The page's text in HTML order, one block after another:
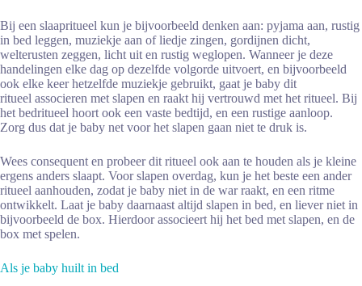
Bij een slaapritueel kun je bijvoorbeeld denken aan: pyjama aan, rustig
in bed leggen, muziekje aan of liedje zingen, gordijnen dicht,
welterusten zeggen, licht uit en rustig weglopen. Wanneer je deze
handelingen elke dag op dezelfde volgorde uitvoert, en bijvoorbeeld
ook elke keer hetzelfde muziekje gebruikt, gaat je baby dit
ritueel associeren met slapen en raakt hij vertrouwd met het ritueel. Bij
het bedritueel hoort ook een vaste bedtijd, en een rustige aanloop.
Zorg dus dat je baby net voor het slapen gaan niet te druk is.
Wees consequent en probeer dit ritueel ook aan te houden als je kleine
ergens anders slaapt. Voor slapen overdag, kun je het beste een ander
ritueel aanhouden, zodat je baby niet in de war raakt, en een ritme
ontwikkelt. Laat je baby daarnaast altijd slapen in bed, en liever niet in
bijvoorbeeld de box. Hierdoor associeert hij het bed met slapen, en de
box met spelen.
Als je baby huilt in bed